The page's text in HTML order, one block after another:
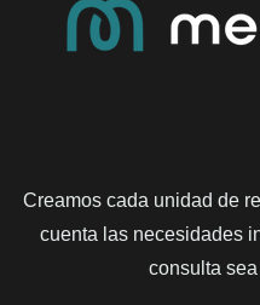
Creamos cada unidad de
cuenta las necesidades
consulta